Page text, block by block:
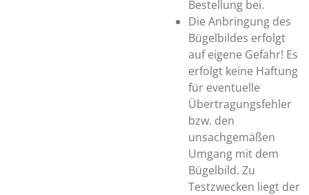
Bestellung bei.
Die Anbringung des
Bügelbildes erfolgt
auf eigene Gefahr! Es
erfolgt keine Haftung
für eventuelle
Übertragungsfehler
bzw. den
unsachgemäßen
Umgang mit dem
Bügelbild. Zu
Testzwecken liegt der